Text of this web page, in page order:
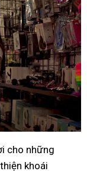
cho những
khoái